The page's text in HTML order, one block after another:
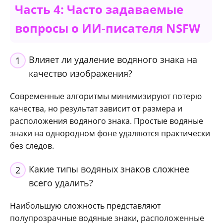
Часть 4: Часто задаваемые
вопросы о ИИ-писателя NSFW
1
Влияет ли удаление водяного знака на
качество изображения?
Современные алгоритмы минимизируют потерю
качества, но результат зависит от размера и
расположения водяного знака. Простые водяные
знаки на однородном фоне удаляются практически
без следов.
2
Какие типы водяных знаков сложнее
всего удалить?
Наибольшую сложность представляют
полупрозрачные водяные знаки, расположенные